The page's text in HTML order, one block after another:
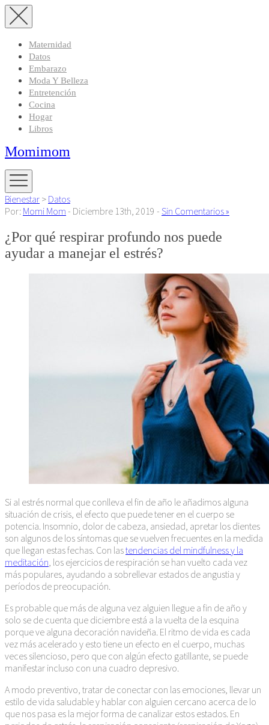
Maternidad
Datos
Embarazo
Moda Y Belleza
Entretención
Cocina
Hogar
Libros
Momimom
Bienestar > Datos
Por: Momi Mom - Diciembre 13th, 2019 - Sin Comentarios »
¿Por qué respirar profundo nos puede
ayudar a manejar el estrés?
Si al estrés normal que conlleva el fin de año le añadimos alguna
situación de crisis, el efecto que puede tener en el cuerpo se
potencia. Insomnio, dolor de cabeza, ansiedad, apretar los dientes
son algunos de los síntomas que se vuelven frecuentes en la medida
que llegan estas fechas. Con lastendencias del mindfulness y la
meditación , los ejercicios de respiración se han vuelto cada vez
más populares, ayudando a sobrellevar estados de angustia y
períodos de preocupación.
Es probable que más de alguna vez alguien llegue a fin de año y
solo se de cuenta que diciembre está a la vuelta de la esquina
porque ve alguna decoración navideña. El ritmo de vida es cada
vez más acelerado y esto tiene un efecto en el cuerpo, muchas
veces silencioso, pero que con algún efecto gatillante, se puede
manifestar incluso con una cuadro depresivo.
A modo preventivo, tratar de conectar con las emociones, llevar un
estilo de vida saludable y hablar con alguien cercano acerca de lo
que nos pasa es la mejor forma de canalizar estos estados. En